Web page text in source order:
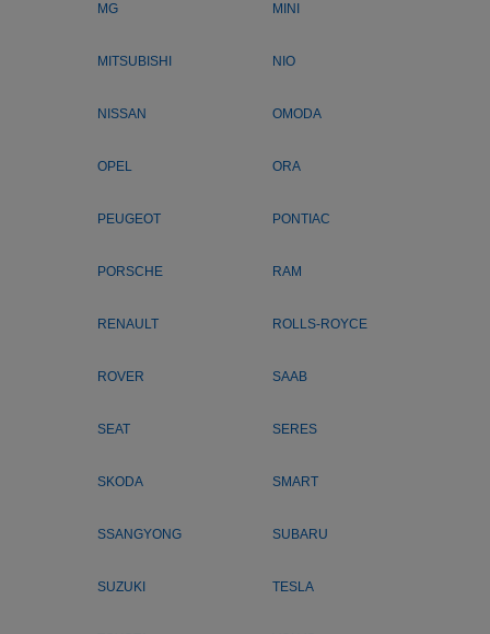
MG MINI
MITSUBISHI NIO
NISSAN OMODA
OPEL ORA
PEUGEOT PONTIAC
PORSCHE RAM
RENAULT ROLLS-ROYCE
ROVER SAAB
SEAT SERES
SKODA SMART
SSANGYONG SUBARU
SUZUKI TESLA